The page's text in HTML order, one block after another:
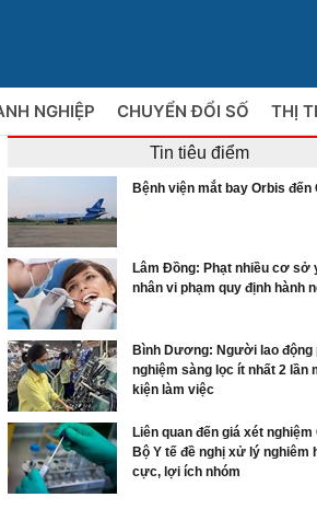
NGHIỆP CHUYỂN ĐỔI SỐ THỊ
Tin tiêu điểm
Bệnh viện mắt bay Orbis đến
Lâm Đồng: Phạt nhiều cơ sở
nhân vi phạm quy định hành
Bình Dương: Người lao động
nghiệm sàng lọc ít nhất 2 lần
kiện làm việc
Liên quan đến giá xét nghiệm
Bộ Y tế đề nghị xử lý nghiêm
cực, lợi ích nhóm